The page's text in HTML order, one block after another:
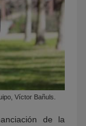
Víctor Bañuls.
de la